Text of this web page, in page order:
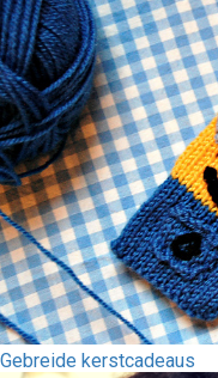
Gebreide kerstcadeaus